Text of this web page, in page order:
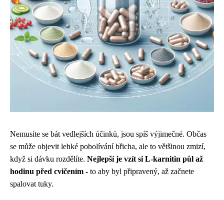
Nemusíte se bát vedlejších účinků, jsou spíš výjimečné. Občas
se může objevit lehké pobolívání břicha, ale to většinou zmizí,
když si dávku rozdělíte. Nejlepší je vzít si L-karnitin půl až
hodinu před cvičením - to aby byl připravený, až začnete
spalovat tuky.